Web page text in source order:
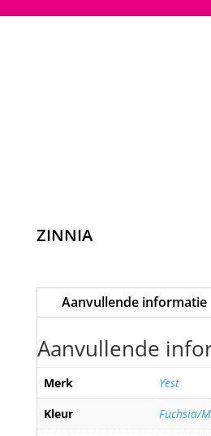
ZINNIA
Aanvullende informatie
Aanvullende
Merk
Yest
Kleur
Fuchsia/